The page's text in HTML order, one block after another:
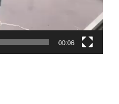
00:06